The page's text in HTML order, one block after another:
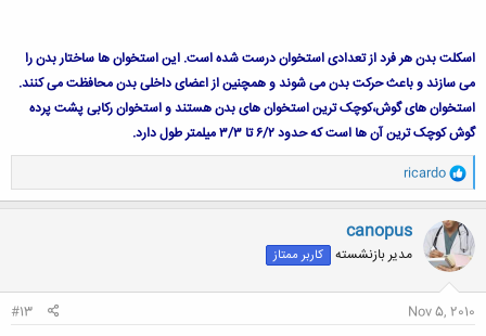
اسکلت بدن هر فرد از تعدادی استخوان درست شده است. این استخوان ها ساختار بدن را
می سازند و باعث حرکت بدن می شوند و همچنین از اعضای داخلی بدن محافظت می کنند.
استخوان های گوش،کوچک ترين استخوان های بدن هستند و استخوان رکابی پشت پرده
گوش کوچک ترين آن ها است که حدود ۶/۲ تا ۳/۳ میلمتر طول دارد.
و
ا
ک
ن
ش
ه
ا
ricardo
canopus
مدیر بازنشسته کاربر ممتاز
Nov 5, 2010
#13